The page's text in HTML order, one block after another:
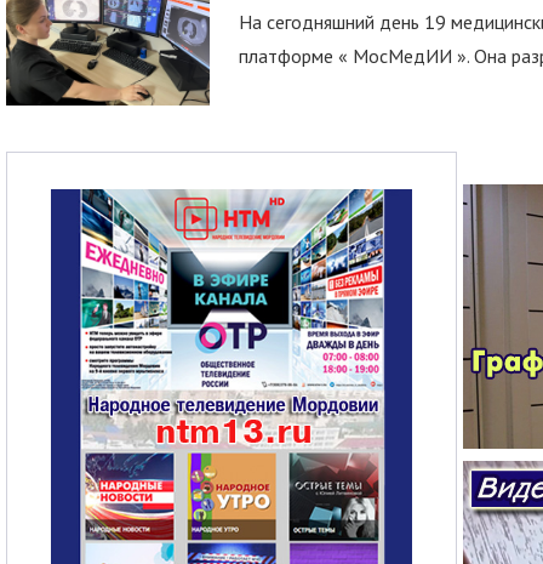
На сегодняшний день 19
платформе « МосМедИИ ». Она